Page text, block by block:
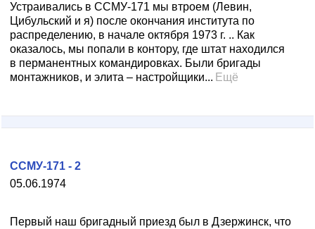
Устраивались в ССМУ-171 мы втроем (Левин,
Цибульский и я) после окончания института по
распределению, в начале октября 1973 г. .. Как
оказалось, мы попали в контору, где штат находился
в перманентных командировках. Были бригады
монтажников, и элита – настройщики... Ещё
05.06.1974
ССМУ-171 - 2
Первый наш бригадный приезд был в Дзержинск, что